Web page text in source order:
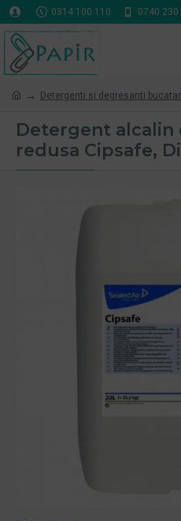
0314 100 110 0740 230
Detergenti si degresanti
Detergent alcalin
redusa Cipsafe,